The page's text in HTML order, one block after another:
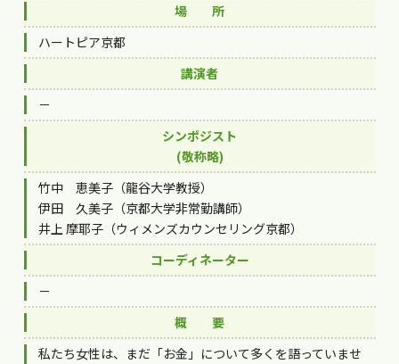
場 所
ハートピア京都
講演者
－
シンポジスト
(敬称略)
竹中 恵美子（龍谷大学教授）
伊田 久美子（京都大学非常勤講師）
井上 摩耶子（ウィメンズカウンセリング京都）
コーディネーター
－
概 要
私たち女性は、まだ「お金」について多くを語っていませ